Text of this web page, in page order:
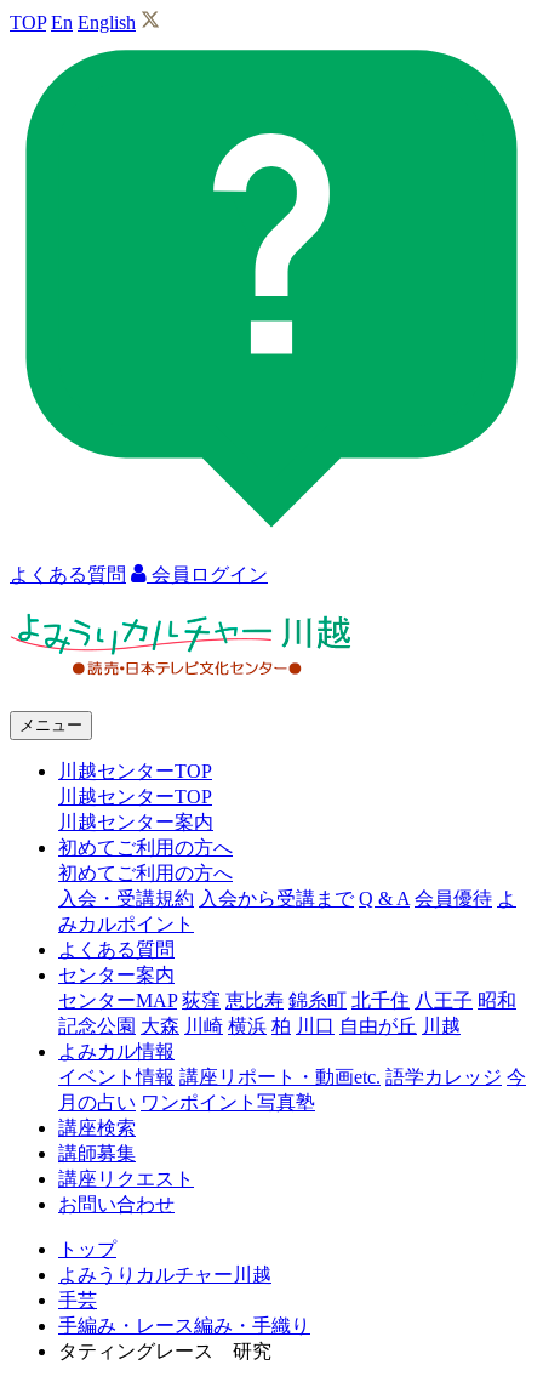
TOP En English
よくある質問 会員ログイン
ャ
越
メニュー
川越センターTOP
川越センターTOP
川越センター案内
初めてご利用の方へ
初めてご利用の方へ
入会・受講規約 入会から受講まで Q & A 会員優待 よ
みカルポイント
よくある質問
センター案内
センターMAP 荻窪 恵比寿 錦糸町 北千住 八王子 昭和
記念公園 大森 川崎 横浜 柏 川口 自由が丘 川越
よみカル情報
イベント情報 講座リポート・動画etc. 語学カレッジ 今
月の占い ワンポイント写真塾
講座検索
講師募集
講座リクエスト
お問い合わせ
トップ
よみうりカルチャー川越
手芸
手編み・レース編み・手織り
タティングレース 研究